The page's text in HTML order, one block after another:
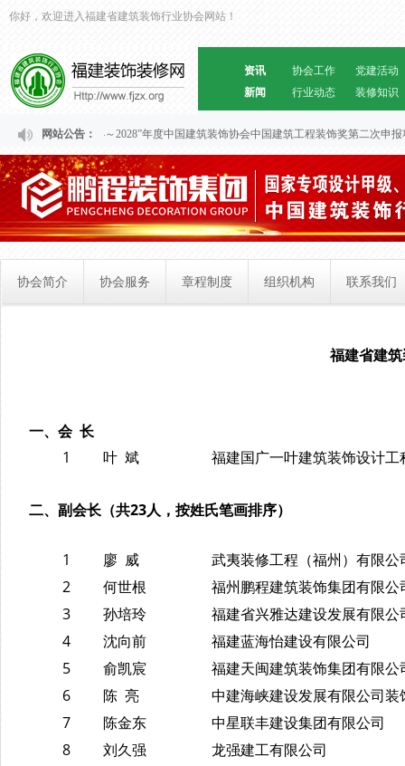
你好，欢迎进入福建省建筑装饰行业协会网站！
资讯
新闻
协会工作
党建活动
行业动态
装修知识
网站公告：
关于福建省“2024～2028”年度中国建筑装饰协会中国建筑工程装饰奖第二次申报
协会简介 协会服务 章程制度 组织机构 联系我们
福建省建
一、会 长
1
叶 斌 福建国广一叶建筑装饰设计工
二、副会长（共23人，按姓氏笔画排序）
1 廖 威
武夷装修工程（福州）有限公
2
何世根
福州鹏程建筑装饰集团有限公
3
孙培玲
福建省兴雅达建设发展有限公
4
沈向前
福建蓝海怡建设有限公司
5
俞凯宸
福建天闽建筑装饰集团有限公
6
陈 亮
中建海峡建设发展有限公司装
7
陈金东
中星联丰建设集团有限公司
8
刘久强
龙强建工有限公司